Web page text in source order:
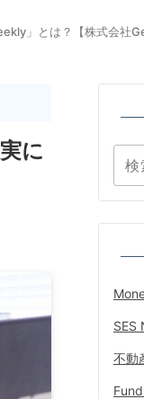
」とは？【株式会社
に
SES
不動